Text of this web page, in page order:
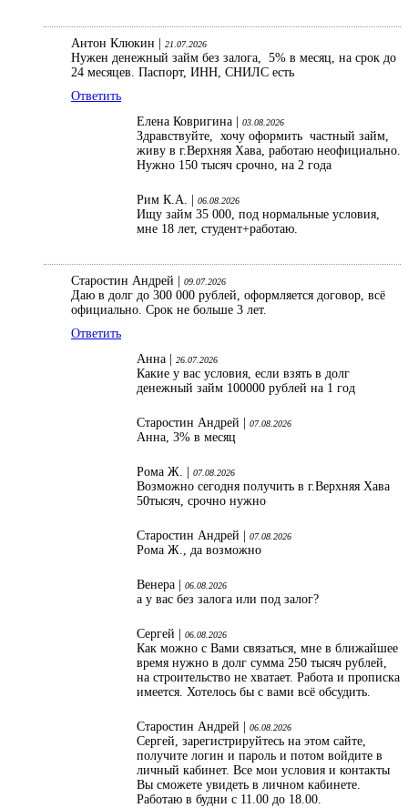
Антон Клюкин | 21.07.2026
Нужен денежный займ без залога, 5% в месяц, на срок до
24 месяцев. Паспорт, ИНН, СНИЛС есть
Ответить
Елена Ковригина |
03.08.2026
Здравствуйте, хочу оформить частный займ,
живу в г.Верхняя Хава, работаю неофициально.
Нужно 150 тысяч срочно, на 2 года
Рим К.А. | 06.08.2026
Ищу займ 35 000, под нормальные условия,
мне 18 лет, студент+работаю.
Старостин Андрей | 09.07.2026
Даю в долг до 300 000 рублей, оформляется договор, всё
официально. Срок не больше 3 лет.
Ответить
Анна |
26.07.2026
Какие у вас условия, если взять в долг
денежный займ 100000 рублей на 1 год
Старостин Андрей | 07.08.2026
Анна, 3% в месяц
Рома Ж. | 07.08.2026
Возможно сегодня получить в г.Верхняя Хава
50тысяч, срочно нужно
Старостин Андрей | 07.08.2026
Рома Ж., да возможно
Венера | 06.08.2026
а у вас без залога или под залог?
Сергей | 06.08.2026
Как можно с Вами связаться, мне в ближайшее
время нужно в долг сумма 250 тысяч рублей,
на строительство не хватает. Работа и прописка
имеется. Хотелось бы с вами всё обсудить.
Старостин Андрей | 06.08.2026
Сергей, зарегистрируйтесь на этом сайте,
получите логин и пароль и потом войдите в
личный кабинет. Все мои условия и контакты
Вы сможете увидеть в личном кабинете.
Работаю в будни с 11.00 до 18.00.